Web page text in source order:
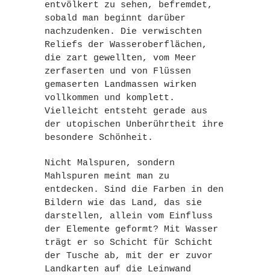
entvölkert zu sehen, befremdet,
sobald man beginnt darüber
nachzudenken. Die verwischten
Reliefs der Wasseroberflächen,
die zart gewellten, vom Meer
zerfaserten und von Flüssen
gemaserten Landmassen wirken
vollkommen und komplett.
Vielleicht entsteht gerade aus
der utopischen Unberührtheit ihre
besondere Schönheit.
Nicht Malspuren, sondern
Mahlspuren meint man zu
entdecken. Sind die Farben in den
Bildern wie das Land, das sie
darstellen, allein vom Einfluss
der Elemente geformt? Mit Wasser
trägt er so Schicht für Schicht
der Tusche ab, mit der er zuvor
Landkarten auf die Leinwand